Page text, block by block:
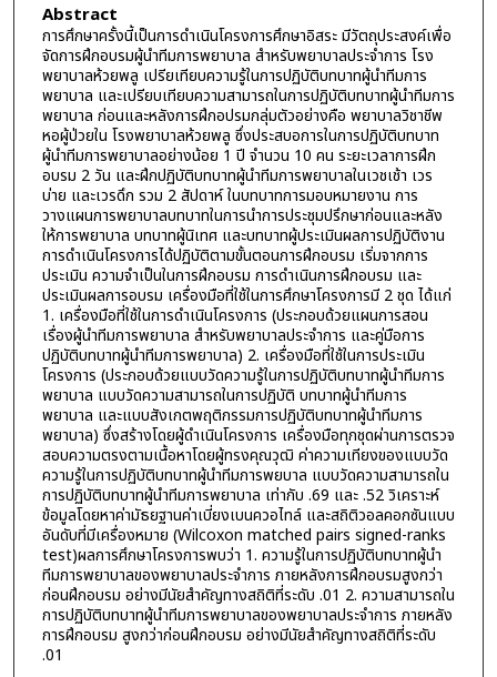
Abstract
การศึกษาครั้งนี้เป็นการดำเนินโครงการศึกษาอิสระ มีวัตถุประสงค์เพื่อ
จัดการฝึกอบรมผู้นำทีมการพยาบาล สำหรับพยาบาลประจำการ โรง
พยาบาลห้วยพลู เปรียเทียบความรู้ในการปฏิบัติบทบาทผู้นำทีมการ
พยาบาล และเปรียบเทียบความสามารถในการปฏิบัติบทบาทผู้นำทีมการ
พยาบาล ก่อนและหลังการฝึกอปรมกลุ่มตัวอย่างคือ พยาบาลวิชาชีพ
หอผู้ป่วยใน โรงพยาบาลห้วยพลู ซึ่งประสบอการในการปฏิบัติบทบาท
ผู้นำทีมการพยาบาลอย่างน้อย 1 ปี จำนวน 10 คน ระยะเวลาการฝึก
อบรม 2 วัน และฝึกปฏิบัติบทบาทผู้นำทีมการพยาบาลในเวชเช้า เวร
บ่าย และเวรดึก รวม 2 สัปดาห์ ในบทบาทการมอบหมายงาน การ
วางแผนการพยาบาลบทบาทในการนำการประชุมปรึกษาก่อนและหลัง
ให้การพยาบาล บทบาทผู้นิเทศ และบทบาทผู้ประเมินผลการปฏิบัติงาน
การดำเนินโครงการได้ปฏิบัติตามขั้นตอนการฝึกอบรม เริ่มจากการ
ประเมิน ความจำเป็นในการฝึกอบรม การดำเนินการฝึกอบรม และ
ประเมินผลการอบรม เครื่องมือที่ใช้ในการศึกษาโครงการมี 2 ชุด ได้แก่
1. เครื่องมือที่ใช้ในการดำเนินโครงการ (ประกอบด้วยแผนการสอน
เรื่องผู้นำทีมการพยาบาล สำหรับพยาบาลประจำการ และคู่มือการ
ปฏิบัติบทบาทผู้นำทีมการพยาบาล) 2. เครื่องมือที่ใช้ในการประเมิน
โครงการ (ประกอบด้วยแบบวัดความรู้ในการปฏิบัติบทบาทผู้นำทีมการ
พยาบาล แบบวัดความสามารถในการปฏิบัติ บทบาทผู้นำทีมการ
พยาบาล และแบบสังเกตพฤติกรรมการปฏิบัติบทบาทผู้นำทีมการ
พยาบาล) ซึ่งสร้างโดยผู้ดำเนินโครงการ เครื่องมือทุกชุดผ่านการตรวจ
สอบความตรงตามเนื้อหาโดยผู้ทรงคุณวุฒิ ค่าความเทียงของแบบวัด
ความรู้ในการปฏิบัติบทบาทผู้นำทีมการพยบาล แบบวัดความสามารถใน
การปฏิบัติบทบาทผู้นำทีมการพยาบาล เท่ากับ .69 และ .52 วิเคราะห์
ข้อมูลโดยหาค่ามัธยฐานค่าเบี่ยงเบนควอไทล์ และสถิติวอลคอกซันแบบ
อันดับที่มีเครื่องหมาย (Wilcoxon matched pairs signed-ranks
test)ผลการศึกษาโครงการพบว่า 1. ความรู้ในการปฏิบัติบทบาทผู้นำ
ทีมการพยาบาลของพยาบาลประจำการ ภายหลังการฝึกอบรมสูงกว่า
ก่อนฝึกอบรม อย่างมีนัยสำคัญทางสถิติที่ระดับ .01 2. ความสามารถใน
การปฏิบัติบทบาทผู้นำทีมการพยาบาลของพยาบาลประจำการ ภายหลัง
การฝึกอบรม สูงกว่าก่อนฝึกอบรม อย่างมีนัยสำคัญทางสถิติที่ระดับ
.01